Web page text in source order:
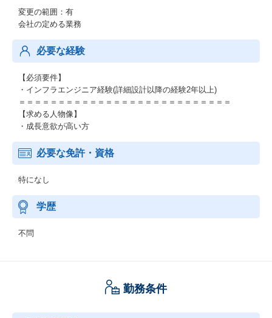
変更の範囲：有
会社の定める業務
必要な経験
【必須要件】
・インフラエンジニア経験(詳細設計以降の経験2年以上)
＝＝＝＝＝＝＝＝＝＝＝＝＝＝＝＝＝＝＝＝＝＝＝＝＝＝＝
【求める人物像】
・成長意欲が高い方
必要な免許・資格
特になし
学歴
不問
勤務条件